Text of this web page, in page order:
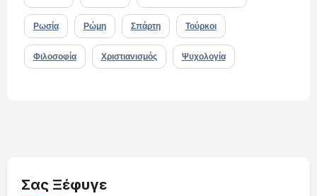
Ρωσία Ρώμη Σπάρτη Τούρκοι
Φιλοσοφία Χριστιανισμός Ψυχολογία
Σας Ξέφυγε